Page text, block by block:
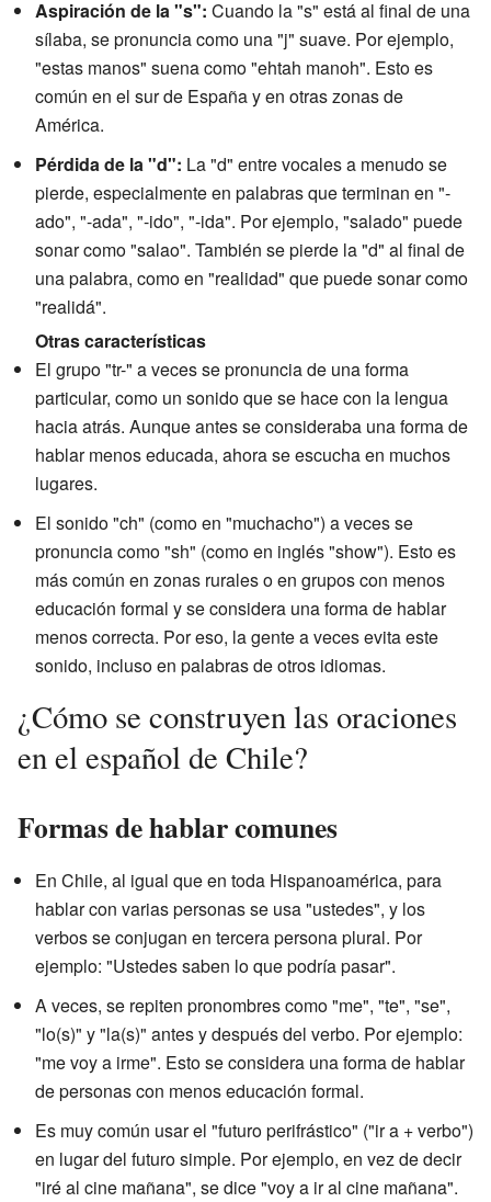
Aspiración de la "s": Cuando la "s" está al final de una
sílaba, se pronuncia como una "j" suave. Por ejemplo,
"estas manos" suena como "ehtah manoh". Esto es
común en el sur de España y en otras zonas de
América.
Pérdida de la "d": La "d" entre vocales a menudo se
pierde, especialmente en palabras que terminan en "-
ado", "-ada", "-ido", "-ida". Por ejemplo, "salado" puede
sonar como "salao". También se pierde la "d" al final de
una palabra, como en "realidad" que puede sonar como
"realidá".
Otras características
El grupo "tr-" a veces se pronuncia de una forma
particular, como un sonido que se hace con la lengua
hacia atrás. Aunque antes se consideraba una forma de
hablar menos educada, ahora se escucha en muchos
lugares.
El sonido "ch" (como en "muchacho") a veces se
pronuncia como "sh" (como en inglés "show"). Esto es
más común en zonas rurales o en grupos con menos
educación formal y se considera una forma de hablar
menos correcta. Por eso, la gente a veces evita este
sonido, incluso en palabras de otros idiomas.
¿Cómo se construyen las oraciones
en el español de Chile?
Formas de hablar comunes
En Chile, al igual que en toda Hispanoamérica, para
hablar con varias personas se usa "ustedes", y los
verbos se conjugan en tercera persona plural. Por
ejemplo: "Ustedes saben lo que podría pasar".
A veces, se repiten pronombres como "me", "te", "se",
"lo(s)" y "la(s)" antes y después del verbo. Por ejemplo:
"me voy a irme". Esto se considera una forma de hablar
de personas con menos educación formal.
Es muy común usar el "futuro perifrástico" ("ir a + verbo")
en lugar del futuro simple. Por ejemplo, en vez de decir
"iré al cine mañana", se dice "voy a ir al cine mañana".